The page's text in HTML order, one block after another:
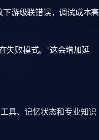
游级联错误，调试成本高
失败模式。”这会增加延
具、记忆状态和专业知识